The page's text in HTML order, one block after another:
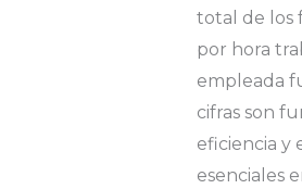
total de los
por hora
empleada
cifras son
eficiencia y
esenciales